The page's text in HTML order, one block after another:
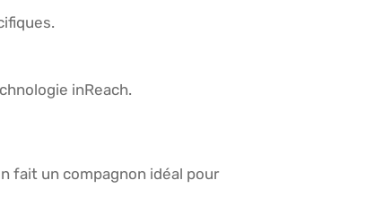
inReach.
fait un compagnon idéal pour